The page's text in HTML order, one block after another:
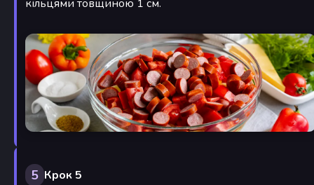
кільцями товщиною 1 см.
5 Крок 5